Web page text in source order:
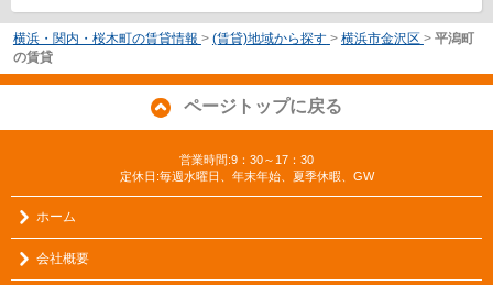
横浜・関内・桜木町の賃貸情報 > (賃貸)地域から探す > 横浜市金沢区 > 平潟町
の賃貸
ページトップに戻る
営業時間:9：30～17：30
定休日:毎週水曜日、年末年始、夏季休暇、GW
ホーム
会社概要